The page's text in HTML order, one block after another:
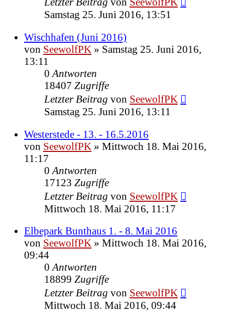
Samstag 25. Juni 2016, 13:51
Wischhafen (Juni 2016)
von SeewolfPK » Samstag 25. Juni 2016,
13:11
0 Antworten
18407 Zugriffe
Letzter Beitrag von SeewolfPK
Samstag 25. Juni 2016, 13:11
Westerstede - 13. - 16.5.2016
von SeewolfPK » Mittwoch 18. Mai 2016,
11:17
0 Antworten
17123 Zugriffe
Letzter Beitrag von SeewolfPK
Mittwoch 18. Mai 2016, 11:17
Elbepark Bunthaus 1. - 8. Mai 2016
von SeewolfPK » Mittwoch 18. Mai 2016,
09:44
0 Antworten
18899 Zugriffe
Letzter Beitrag von SeewolfPK
Mittwoch 18. Mai 2016, 09:44